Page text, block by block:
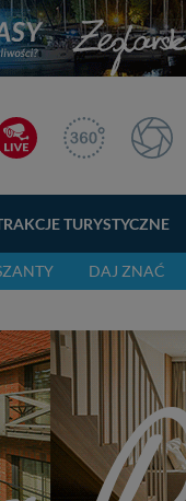
TURYSTYCZNE
DAJ ZNAĆ